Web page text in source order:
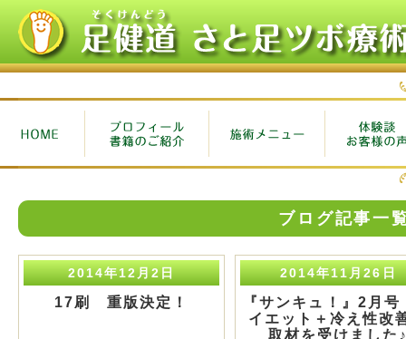
ブログ記事一
2014年12月2日
17刷 重版決定！
2014年11月26日
『サンキュ！』2月号
イエット＋冷え性改
取材を受けました